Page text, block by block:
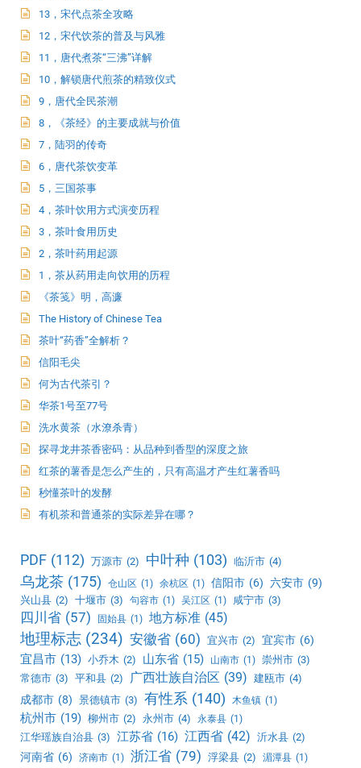
13，宋代点茶全攻略
12，宋代饮茶的普及与风雅
11，唐代煮茶“三沸”详解
10，解锁唐代煎茶的精致仪式
9，唐代全民茶潮
8，《茶经》的主要成就与价值
7，陆羽的传奇
6，唐代茶饮变革
5，三国茶事
4，茶叶饮用方式演变历程
3，茶叶食用历史
2，茶叶药用起源
1，茶从药用走向饮用的历程
《茶笺》明，高濂
The History of Chinese Tea
茶叶“药香”全解析？
信阳毛尖
何为古代茶引？
华茶1号至77号
洗水黄茶（水潦杀青）
探寻龙井茶香密码：从品种到香型的深度之旅
红茶的薯香是怎么产生的，只有高温才产生红薯香吗
秒懂茶叶的发酵
有机茶和普通茶的实际差异在哪？
PDF (112) 万源市 (2) 中叶种 (103) 临沂市 (4)
乌龙茶 (175) 仓山区 (1) 余杭区 (1) 信阳市 (6) 六安市 (9)
兴山县 (2) 十堰市 (3) 句容市 (1) 吴江区 (1) 咸宁市 (3)
四川省 (57) 固始县 (1) 地方标准 (45)
地理标志 (234) 安徽省 (60) 宜兴市 (2) 宜宾市 (6)
宜昌市 (13) 小乔木 (2) 山东省 (15) 山南市 (1) 崇州市 (3)
常德市 (3) 平和县 (2) 广西壮族自治区 (39) 建瓯市 (4)
成都市 (8) 景德镇市 (3) 有性系 (140) 木鱼镇 (1)
杭州市 (19) 柳州市 (2) 永州市 (4) 永泰县 (1)
江华瑶族自治县 (3) 江苏省 (16) 江西省 (42) 沂水县 (2)
河南省 (6) 济南市 (1) 浙江省 (79) 浮梁县 (2) 湄潭县 (1)